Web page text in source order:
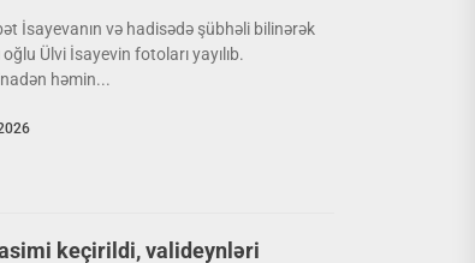
İsayevanın və hadisədə şübhəli bilinərək
Ülvi İsayevin fotoları yayılıb.
həmin...
keçirildi, valideynləri